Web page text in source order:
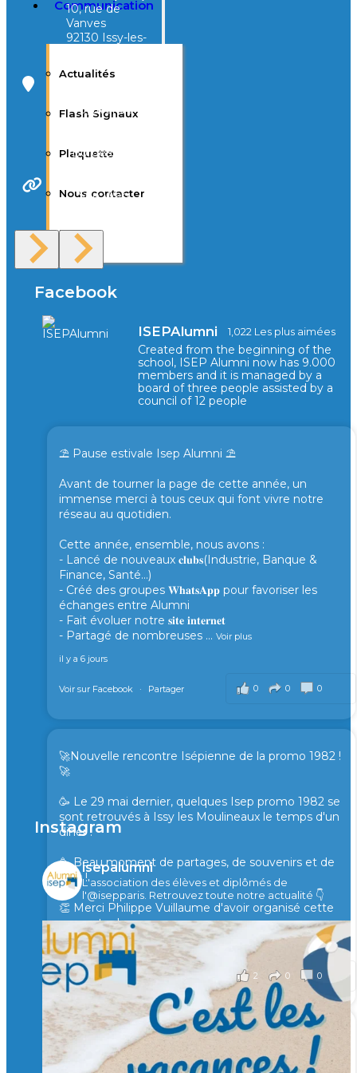
Communication
Actualités
Flash Signaux
Plaquette
Nous contacter
F.A.Q
10, rue de
Vanves
92130 Issy-les-
40, avenue
d’Eysines
Bordeaux
Site Web
Facebook
ISEPAlumni 1,022 Les plus aimées
Created from the beginning of the
school, ISEP Alumni now has 9.000
members and it is managed by a
board of three people assisted by a
council of 12 people
⛱️ Pause estivale Isep Alumni ⛱️
Avant de tourner la page de cette année, un
immense merci à tous ceux qui font vivre notre
réseau au quotidien.
Cette année, ensemble, nous avons :
- Lancé de nouveaux 𝐜𝐥𝐮𝐛𝐬(Industrie, Banque &
Finance, Santé...)
- Créé des groupes 𝐖𝐡𝐚𝐭𝐬𝐀𝐩𝐩 pour favoriser les
échanges entre Alumni
- Fait évoluer notre 𝐬𝐢𝐭𝐞 𝐢𝐧𝐭𝐞𝐫𝐧𝐞𝐭
- Partagé de nombreuses ... Voir plus
il y a 6 jours
0 0 0
Voir sur Facebook · Partager
🚀Nouvelle rencontre Isépienne de la promo 1982 !
🚀
🥳 Le 29 mai dernier, quelques Isep promo 1982 se
sont retrouvés à Issy les Moulineaux le temps d'un
diner !
🥳 Beau moment de partages, de souvenirs et de
rires !
👏 Merci Philippe Vuillaume d'avoir organisé cette
rencontre !
il y a 2 mois
2 0 0
Voir sur Facebook · Partager
🙏 Soutenez l’Isep via la taxe d’apprentissage 2026
et contribuons ensemble à former les générations
d’ingénieurs de demain. 🙏
Instagram
isepalumni
L'association des élèves et diplômés de
l'@isepparis. Retrouvez toute notre actualité 👇